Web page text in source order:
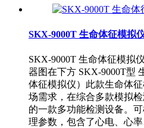
SKX-9000T 生命体征模拟
SKX-9000T 生命体征模拟
器图在下方 SKX-9000T型
体征模拟仪）此款生命体
场需求，在综合多款模拟
的一款多功能检测设备。
理参数，包含了心电、心